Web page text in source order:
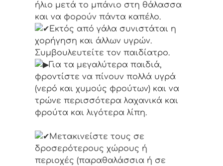
ήλιο μετά το μπάνιο στη θάλασσα
και να φορούν πάντα καπέλο.
Εκτός από γάλα συνιστάται η
χορήγηση και άλλων υγρών.
Συμβουλευτείτε τον παιδίατρο.
Για τα μεγαλύτερα παιδιά,
φροντίστε να πίνουν πολλά υγρά
(νερό και χυμούς φρούτων) και να
τρώνε περισσότερα λαχανικά και
φρούτα και λιγότερα λίπη.
Μετακινείστε τους σε
δροσερότερους χώρους ή
περιοχές (παραθαλάσσια ή σε